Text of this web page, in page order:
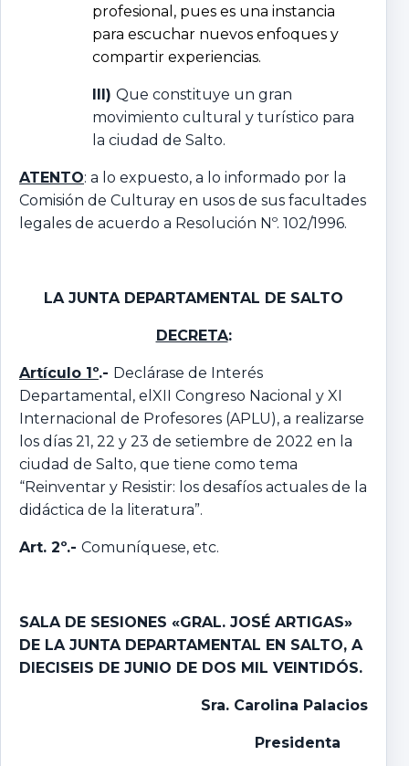
profesional, pues es una instancia
para escuchar nuevos enfoques y
compartir experiencias.
III) Que constituye un gran
movimiento cultural y turístico para
la ciudad de Salto.
ATENTO: a lo expuesto, a lo informado por la
Comisión de Culturay en usos de sus facultades
legales de acuerdo a Resolución Nº. 102/1996.
LA JUNTA DEPARTAMENTAL DE SALTO
DECRETA:
Artículo 1º.- Declárase de Interés
Departamental, elXII Congreso Nacional y XI
Internacional de Profesores (APLU), a realizarse
los días 21, 22 y 23 de setiembre de 2022 en la
ciudad de Salto, que tiene como tema
“Reinventar y Resistir: los desafíos actuales de la
didáctica de la literatura”.
Art. 2º.- Comuníquese, etc.
SALA DE SESIONES «GRAL. JOSÉ ARTIGAS»
DE LA JUNTA DEPARTAMENTAL EN SALTO, A
DIECISEIS DE JUNIO DE DOS MIL VEINTIDÓS.
Sra. Carolina Palacios
Presidenta